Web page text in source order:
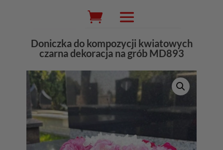
Wyszukiwarka
produktów
Doniczka do kompozycji kwiatowych
czarna dekoracja na grób MD893